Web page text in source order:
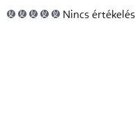
A
termék
Nincs értékelés